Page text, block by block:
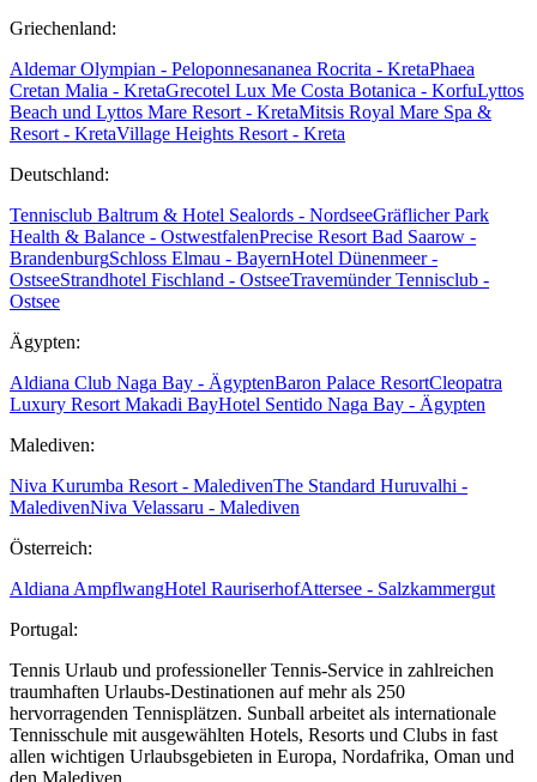
Griechenland:
Aldemar Olympian - Peloponnesananea Rocrita - KretaPhaea
Cretan Malia - KretaGrecotel Lux Me Costa Botanica - KorfuLyttos
Beach und Lyttos Mare Resort - KretaMitsis Royal Mare Spa &
Resort - KretaVillage Heights Resort - Kreta
Deutschland:
Tennisclub Baltrum & Hotel Sealords - NordseeGräflicher Park
Health & Balance - OstwestfalenPrecise Resort Bad Saarow -
BrandenburgSchloss Elmau - BayernHotel Dünenmeer -
OstseeStrandhotel Fischland - OstseeTravemünder Tennisclub -
Ostsee
Ägypten:
Aldiana Club Naga Bay - ÄgyptenBaron Palace ResortCleopatra
Luxury Resort Makadi BayHotel Sentido Naga Bay - Ägypten
Malediven:
Niva Kurumba Resort - MaledivenThe Standard Huruvalhi -
MaledivenNiva Velassaru - Malediven
Österreich:
Aldiana AmpflwangHotel RauriserhofAttersee - Salzkammergut
Portugal:
Tennis Urlaub und professioneller Tennis-Service in zahlreichen
traumhaften Urlaubs-Destinationen auf mehr als 250
hervorragenden Tennisplätzen. Sunball arbeitet als internationale
Tennisschule mit ausgewählten Hotels, Resorts und Clubs in fast
allen wichtigen Urlaubsgebieten in Europa, Nordafrika, Oman und